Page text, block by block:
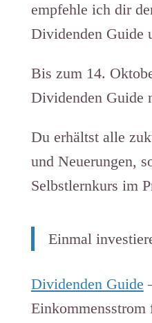
empfehle ich dir
Dividenden Guide
Bis zum 14.
Dividenden Guide
Du erhältst alle
und Neuerungen,
Selbstlernkurs im
Einmal
Dividenden Guide